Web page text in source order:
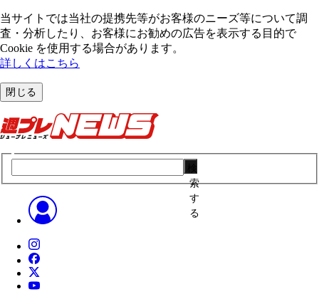
当サイトでは当社の提携先等がお客様のニーズ等について調
査・分析したり、お客様にお勧めの広告を表⽰する⽬的で
Cookie を使⽤する場合があります。
詳しくはこちら
閉じる
索
す
る